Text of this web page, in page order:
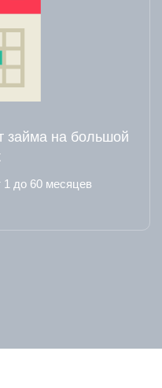
займа на большой
до 60 месяцев